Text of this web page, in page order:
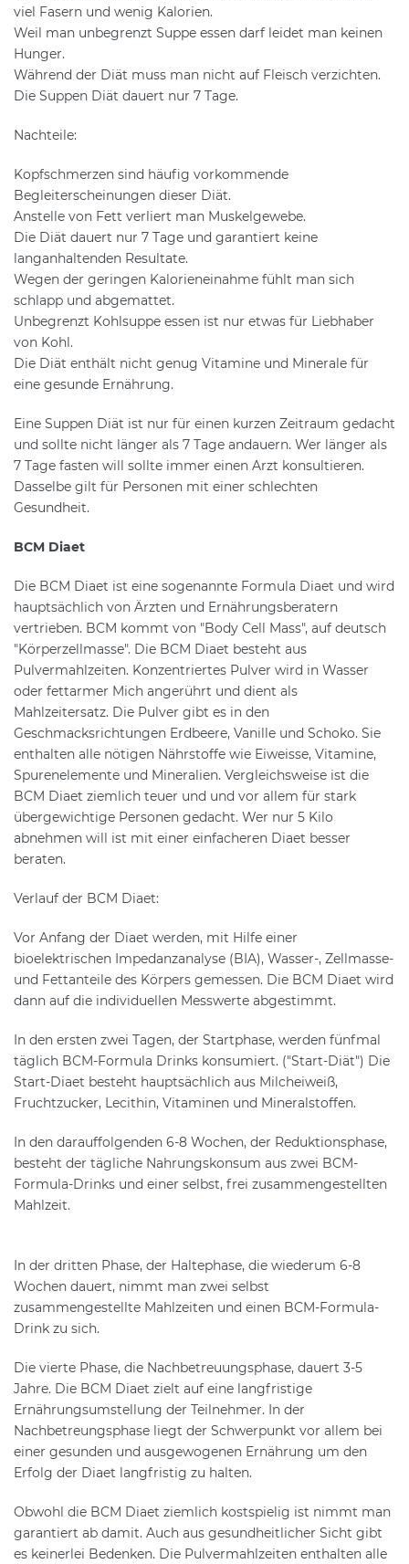
viel Fasern und wenig Kalorien.
Weil man unbegrenzt Suppe essen darf leidet man keinen
Hunger.
Während der Diät muss man nicht auf Fleisch verzichten.
Die Suppen Diät dauert nur 7 Tage.
Nachteile:
Kopfschmerzen sind häufig vorkommende
Begleiterscheinungen dieser Diät.
Anstelle von Fett verliert man Muskelgewebe.
Die Diät dauert nur 7 Tage und garantiert keine
langanhaltenden Resultate.
Wegen der geringen Kalorieneinahme fühlt man sich
schlapp und abgemattet.
Unbegrenzt Kohlsuppe essen ist nur etwas für Liebhaber
von Kohl.
Die Diät enthält nicht genug Vitamine und Minerale für
eine gesunde Ernährung.
Eine Suppen Diät ist nur für einen kurzen Zeitraum gedacht
und sollte nicht länger als 7 Tage andauern. Wer länger als
7 Tage fasten will sollte immer einen Arzt konsultieren.
Dasselbe gilt für Personen mit einer schlechten
Gesundheit.
BCM Diaet
Die BCM Diaet ist eine sogenannte Formula Diaet und wird
hauptsächlich von Ärzten und Ernährungsberatern
vertrieben. BCM kommt von "Body Cell Mass", auf deutsch
"Körperzellmasse". Die BCM Diaet besteht aus
Pulvermahlzeiten. Konzentriertes Pulver wird in Wasser
oder fettarmer Mich angerührt und dient als
Mahlzeitersatz. Die Pulver gibt es in den
Geschmacksrichtungen Erdbeere, Vanille und Schoko. Sie
enthalten alle nötigen Nährstoffe wie Eiweisse, Vitamine,
Spurenelemente und Mineralien. Vergleichsweise ist die
BCM Diaet ziemlich teuer und und vor allem für stark
übergewichtige Personen gedacht. Wer nur 5 Kilo
abnehmen will ist mit einer einfacheren Diaet besser
beraten.
Verlauf der BCM Diaet:
Vor Anfang der Diaet werden, mit Hilfe einer
bioelektrischen Impedanzanalyse (BIA), Wasser-, Zellmasse-
und Fettanteile des Körpers gemessen. Die BCM Diaet wird
dann auf die individuellen Messwerte abgestimmt.
In den ersten zwei Tagen, der Startphase, werden fünfmal
täglich BCM-Formula Drinks konsumiert. ("Start-Diät") Die
Start-Diaet besteht hauptsächlich aus Milcheiweiß,
Fruchtzucker, Lecithin, Vitaminen und Mineralstoffen.
In den darauffolgenden 6-8 Wochen, der Reduktionsphase,
besteht der tägliche Nahrungskonsum aus zwei BCM-
Formula-Drinks und einer selbst, frei zusammengestellten
Mahlzeit.
In der dritten Phase, der Haltephase, die wiederum 6-8
Wochen dauert, nimmt man zwei selbst
zusammengestellte Mahlzeiten und einen BCM-Formula-
Drink zu sich.
Die vierte Phase, die Nachbetreuungsphase, dauert 3-5
Jahre. Die BCM Diaet zielt auf eine langfristige
Ernährungsumstellung der Teilnehmer. In der
Nachbetreungsphase liegt der Schwerpunkt vor allem bei
einer gesunden und ausgewogenen Ernährung um den
Erfolg der Diaet langfristig zu halten.
Obwohl die BCM Diaet ziemlich kostspielig ist nimmt man
garantiert ab damit. Auch aus gesundheitlicher Sicht gibt
es keinerlei Bedenken. Die Pulvermahlzeiten enthalten alle